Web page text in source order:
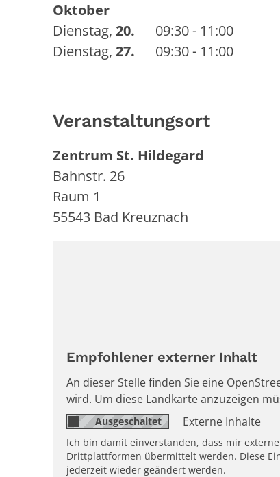
Oktober
Dienstag, 20.
09:30 - 11:00
Dienstag, 27. 09:30 - 11:00
Veranstaltungsort
Zentrum St. Hildegard
Bahnstr. 26
Raum 1
55543 Bad Kreuznach
Empfohlener externer Inhalt
An dieser Stelle finden Sie eine
wird. Um diese Landkarte anzuzeigen
Externe Inhalte
Ich bin damit einverstanden, dass mir
Drittplattformen übermittelt werden. Diese
jederzeit wieder geändert werden.